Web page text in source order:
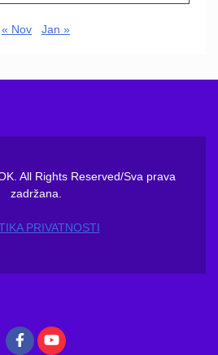
« Nov Jan »
All Rights Reserved/Sva prava
zadržana.
PRIVATNOSTI